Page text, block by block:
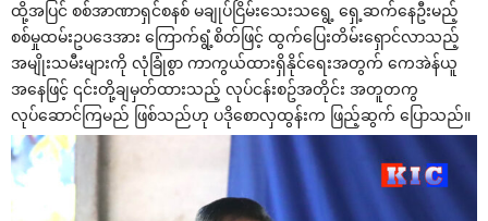
ထို့အပြင် စစ်အာဏာရှင်စနစ် မချုပ်ငြိမ်းသေးသရွေ့ ရှေ့ဆက်နေဦးမည့်
စစ်မှုထမ်းဥပဒေအား ကြောက်ရွံ့စိတ်ဖြင့် ထွက်ပြေးတိမ်းရှောင်လာသည့်
အမျိုးသမီးများကို လုံခြုံစွာ ကာကွယ်ထားရှိနိုင်ရေးအတွက် ကေအဲန်ယူ
အနေဖြင့် ၎င်းတို့ချမှတ်ထားသည့် လုပ်ငန်းစဥ်အတိုင်း အတူတကွ
လုပ်ဆောင်ကြမည် ဖြစ်သည်ဟု ပဒိုစောလှထွန်းက ဖြည့်ဆွက် ပြောသည်။